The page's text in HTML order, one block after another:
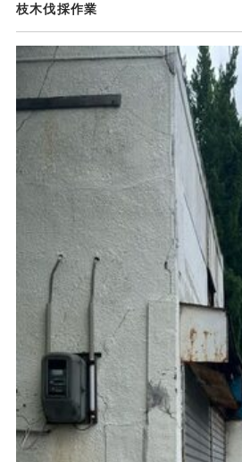
枝木伐採作業